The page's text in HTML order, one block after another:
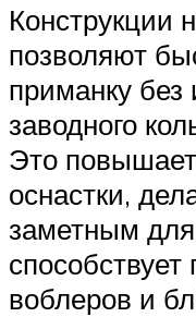
Конструкции
позволяют
приманку без
заводного
Это
оснастки,
заметным
воблеров и